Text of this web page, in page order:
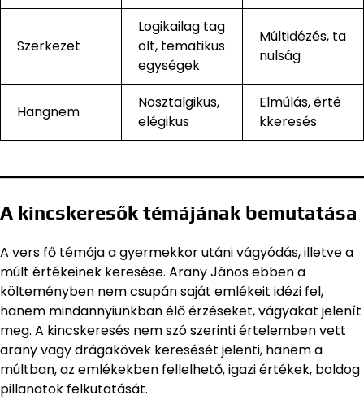
Szerkezet
Logikailag tag
olt, tematikus
egységek
Múltidézés, ta
nulság
Hangnem
Nosztalgikus,
elégikus
Elmúlás, érté
kkeresés
A kincskeresők témájának bemutatása
A vers fő témája a gyermekkor utáni vágyódás, illetve a
múlt értékeinek keresése. Arany János ebben a
költeményben nem csupán saját emlékeit idézi fel,
hanem mindannyiunkban élő érzéseket, vágyakat jelenít
meg. A kincskeresés nem szó szerinti értelemben vett
arany vagy drágakövek keresését jelenti, hanem a
múltban, az emlékekben fellelhető, igazi értékek, boldog
pillanatok felkutatását.